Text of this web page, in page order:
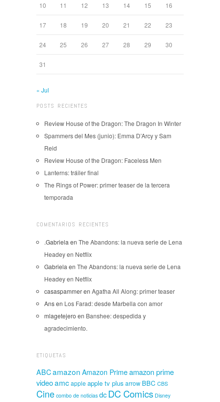
10 11 12 13 14 15 16
17 18 19 20 21 22 23
24 25 26 27 28 29 30
31
« Jul
POSTS RECIENTES
Review House of the Dragon: The Dragon In Winter
Spammers del Mes (junio): Emma D’Arcy y Sam
Reid
Review House of the Dragon: Faceless Men
Lanterns: tráiler final
The Rings of Power: primer teaser de la tercera
temporada
COMENTARIOS RECIENTES
.Gabriela en The Abandons: la nueva serie de Lena
Headey en Netflix
Gabriela en The Abandons: la nueva serie de Lena
Headey en Netflix
casaspammeren Agatha All Along: primer teaser
Ansen Los Farad: desde Marbella con amor
mlagetejero en Banshee: despedida y
agradecimiento.
ETIQUETAS
ABCamazon Amazon Primeamazon prime
videoamcapple apple tv plus arrow BBC CBS
Cine combo de noticias dcDC Comics Disney